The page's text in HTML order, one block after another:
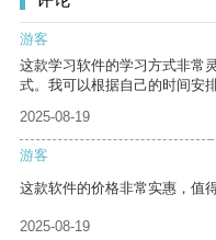
游客
这款学习软件的学习方式非常
式。我可以根据自己的时间安
2025-08-19
游客
这款软件的价格非常实惠，值得
2025-08-19